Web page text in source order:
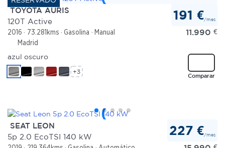
TOYOTA AURIS
120T Active
2016 73.281kms Gasolina
Manual
Madrid
191 €/mes
11.990 €
Comparar
azul oscuro
+3
SEAT LEON
5p 2.0 EcoTSI 140 kW
227 €/mes